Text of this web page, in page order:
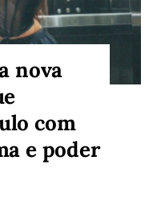
nova
com
e poder